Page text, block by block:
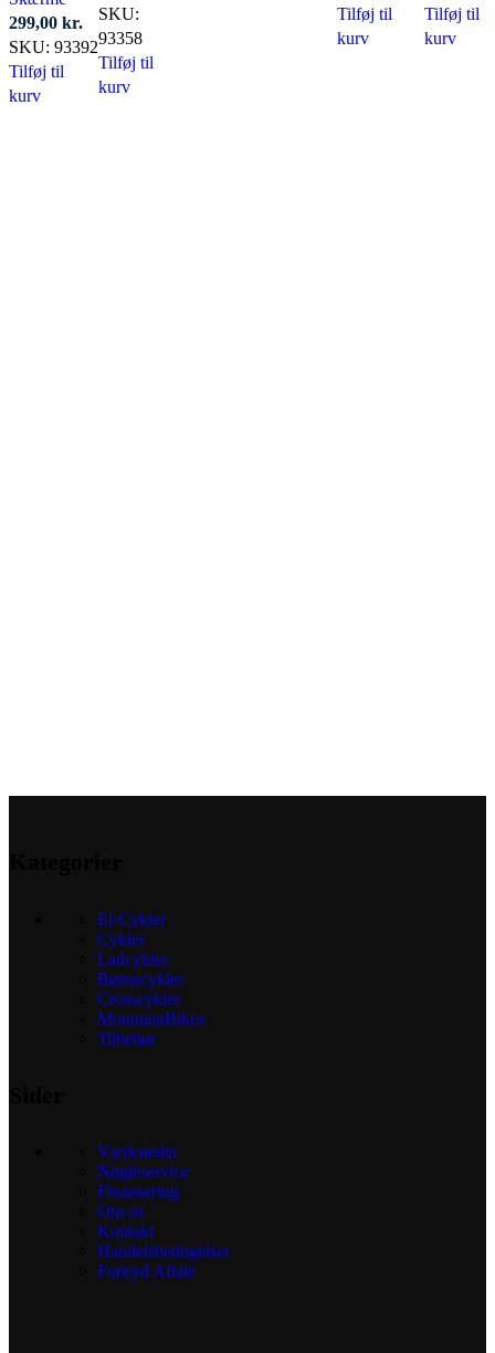
299,00 kr.
SKU: 93392
Tilføj til
kurv
SKU:
93358
Tilføj til
kurv
Tilføj til
kurv
Tilføj til
kurv
El-Cykler
Cykler
Ladcykler
Børnecykler
Crosscykler
MountainBikes
Tilbehør
Værkstedet
Nøgleservice
Finansering
Om os
Kontakt
Handelsbetingelser
Fortryd Aftale